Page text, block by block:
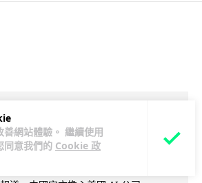
網站體驗。 繼續使用
同意我們的 Cookie 政
國 AI 變武器 不滿
常存取 擬列實體清單作